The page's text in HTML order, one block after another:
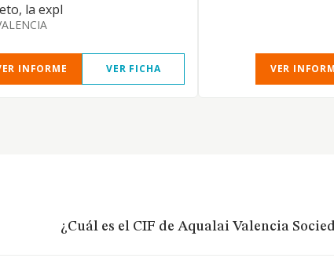
la expl
INFORME VER FICHA VER
¿Cuál es el CIF de Aqualai Valencia